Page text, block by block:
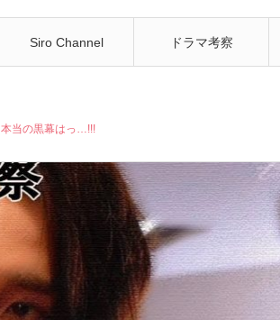
Siro Channel ドラマ考察
本当の黒幕はっ…!!!